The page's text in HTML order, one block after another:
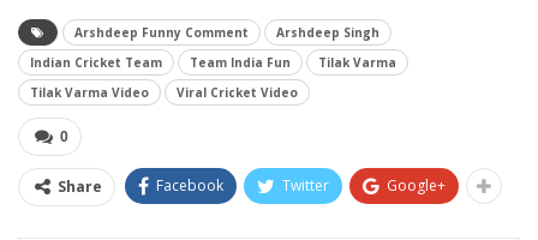
Arshdeep Funny Comment
Arshdeep Singh
Indian Cricket Team
Team India Fun
Tilak Varma
Tilak Varma Video
Viral Cricket Video
0
Share Facebook Twitter Google+